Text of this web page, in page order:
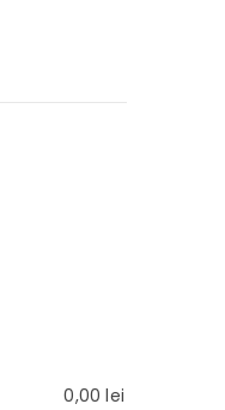
0,00lei